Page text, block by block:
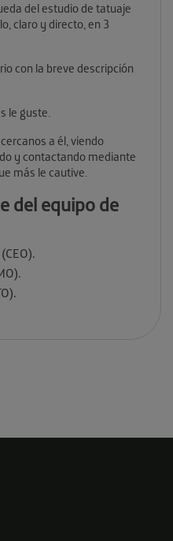
del estudio de tatuaje
claro y directo, en 3
con la breve descripción
le guste.
a él, viendo
y contactando mediante
más le cautive.
del equipo de
(CEO).